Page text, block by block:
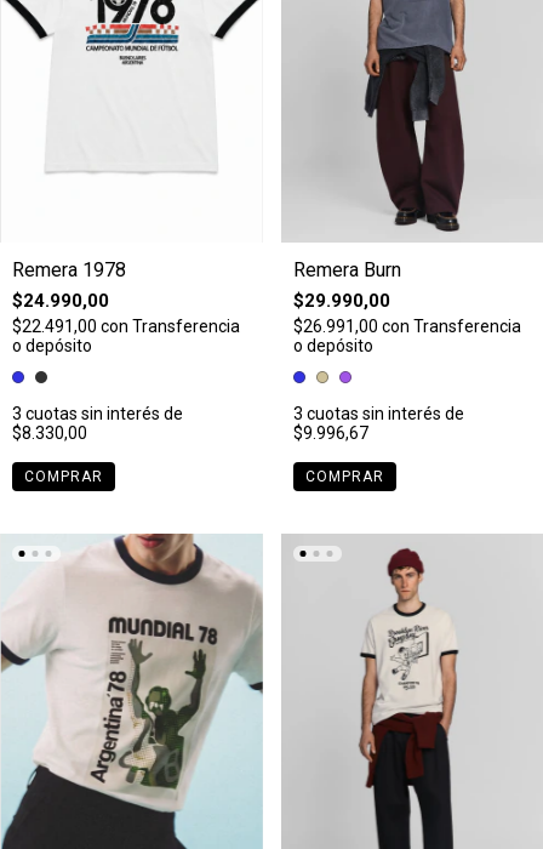
Remera 1978
$24.990,00
$22.491,00 con Transferencia
o depósito
3 cuotas sin interés de
$8.330,00
COMPRAR
Remera Burn
$29.990,00
$26.991,00 con Transferencia
o depósito
3 cuotas sin interés de
$9.996,67
COMPRAR